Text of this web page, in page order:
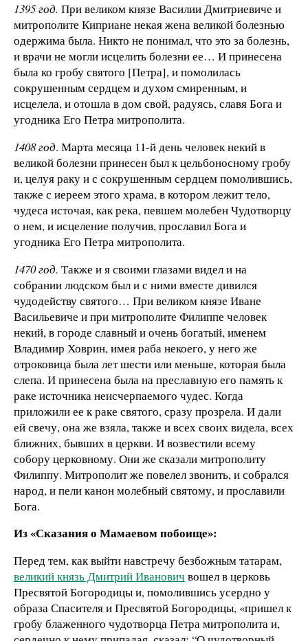
1395 год. При великом князе Василии Дмитриевиче и
митрополите Киприане некая жена великой болезнью
одержима была. Никто не понимал, что это за болезнь,
и врачи не могли исцелить болезни ее… И принесена
была ко гробу святого [Петра], и помолилась
сокрушенным сердцем и духом смиренным, и
исцелела, и отошла в дом свой, радуясь, славя Бога и
угодника Его Петра митрополита.
1408 год. Марта месяца 11-й день человек некий в
великой болезни принесен был к цельбоносному гробу
и, целуя раку и с сокрушенным сердцем помолившись,
также с иереем этого храма, в котором лежит тело,
чудеса источая, как река, певшем молебен Чудотворцу
о нем, и исцеление получив, прославил Бога и
угодника Его Петра митрополита.
1470 год. Также и я своими глазами видел и на
собрании людском был и с ними вместе дивился
чудодейству святого… При великом князе Иване
Васильевиче и при митрополите Филиппе человек
некий, в городе славный и очень богатый, именем
Владимир Ховрин, имея раба некоего, у него же
отроковица была лет шести или меньше, которая была
слепа. И принесена была на преславную его память к
раке источника неисчерпаемого чудес. Когда
приложили ее к раке святого, сразу прозрела. И дали
ей свечу, она же взяла, также и всех своих видела, всех
ближних, бывших в церкви. И возвестили всему
собору церковному. Они же сказали митрополиту
Филиппу. Митрополит же повелел звонить, и собрался
народ, и пели канон молебный святому, и прославили
Бога.
Из «Сказания о Мамаевом побоище»:
Перед тем, как выйти навстречу безбожным татарам,
великий князь Дмитрий Иванович вошел в церковь
Пресвятой Богородицы и, помолившись усердно у
образа Спасителя и Пресвятой Богородицы, «пришел к
гробу блаженного чудотворца Петра митрополита и,